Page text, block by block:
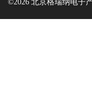
©2026 北京格瑞纳电子